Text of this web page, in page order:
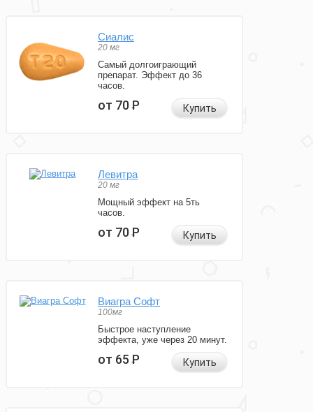
Сиалис
20 мг
Самый долгоиграющий
препарат. Эффект до 36
часов.
от 70Р Купить
Левитра
20 мг
Мощный эффект на 5ть
часов.
от 70Р Купить
Виагра Софт
100мг
Быстрое наступление
эффекта, уже через 20 минут.
от 65Р Купить